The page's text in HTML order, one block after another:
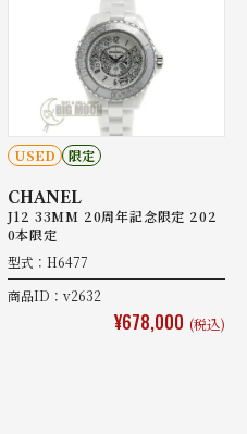
USED 限定
CHANEL
J12 33MM 20周年記念限定 202
0本限定
型式：H6477
商品ID：v2632
¥678,000 (税込)